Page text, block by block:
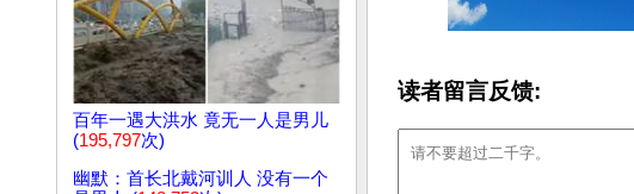
百年一遇大洪水 竟无一人是男儿
(195,797次)
幽默：首长北戴河训人 没有一个
读者留言反馈: